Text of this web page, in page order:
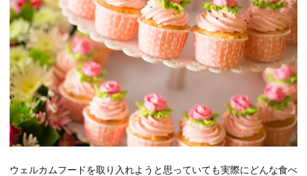
ウェルカムフードを取り入れようと思っていても実際にどんな食べ